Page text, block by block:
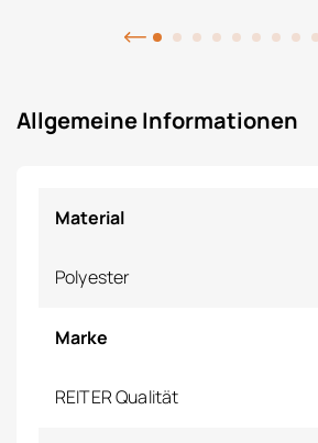
Allgemeine Informationen
Material
Polyester
Marke
REITER Qualität